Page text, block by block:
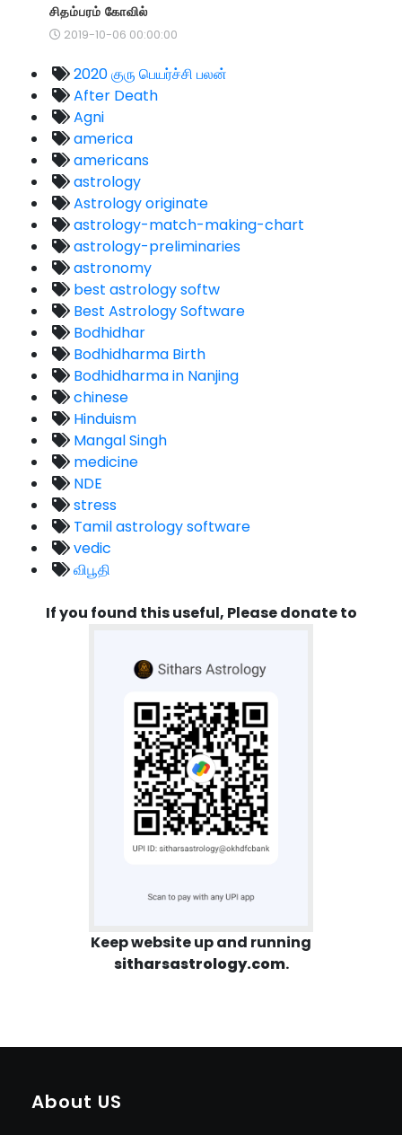
சிதம்பரம் கோவில்
2019-10-06 00:00:00
2020 குரு பெயர்ச்சி பலன்
After Death
Agni
america
americans
astrology
Astrology originate
astrology-match-making-chart
astrology-preliminaries
astronomy
best astrology softw
Best Astrology Software
Bodhidhar
Bodhidharma Birth
Bodhidharma in Nanjing
chinese
Hinduism
Mangal Singh
medicine
NDE
stress
Tamil astrology software
vedic
விபூதி
If you found this useful, Please donate to
Keep website up and running
sitharsastrology.com.
About US